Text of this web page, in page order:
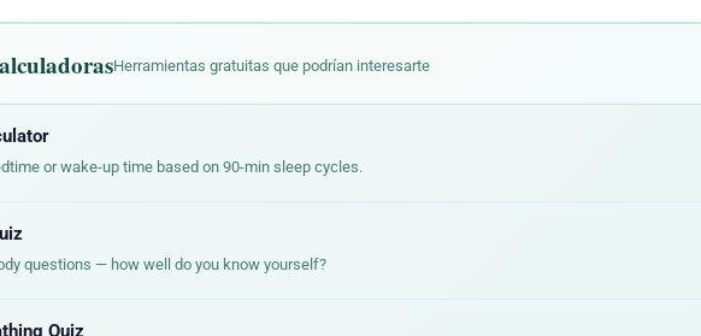
Herramientas gratuitas que podrían interesarte
or wake-up time based on 90-min sleep cycles.
questions — how well do you know yourself?
Quiz